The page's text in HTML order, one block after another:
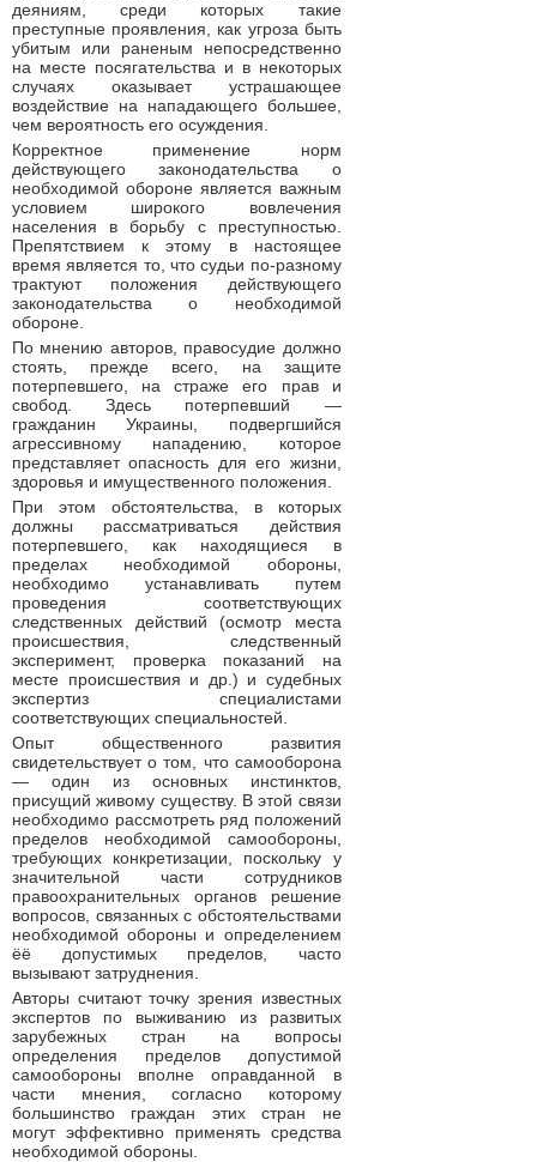
деяниям, среди которых такие
преступные проявления, как угроза быть
убитым или раненым непосредственно
на месте посягательства и в некоторых
случаях оказывает устрашающее
воздействие на нападающего большее,
чем вероятность его осуждения.
Корректное применение норм
действующего законодательства о
необходимой обороне является важным
условием широкого вовлечения
населения в борьбу с преступностью.
Препятствием к этому в настоящее
время является то, что судьи по-разному
трактуют положения действующего
законодательства о необходимой
обороне.
По мнению авторов, правосудие должно
стоять, прежде всего, на защите
потерпевшего, на страже его прав и
свобод. Здесь потерпевший —
гражданин Украины, подвергшийся
агрессивному нападению, которое
представляет опасность для его жизни,
здоровья и имущественного положения.
При этом обстоятельства, в которых
должны рассматриваться действия
потерпевшего, как находящиеся в
пределах необходимой обороны,
необходимо устанавливать путем
проведения соответствующих
следственных действий (осмотр места
происшествия, следственный
эксперимент, проверка показаний на
месте происшествия и др.) и судебных
экспертиз специалистами
соответствующих специальностей.
Опыт общественного развития
свидетельствует о том, что самооборона
— один из основных инстинктов,
присущий живому существу. В этой связи
необходимо рассмотреть ряд положений
пределов необходимой самообороны,
требующих конкретизации, поскольку у
значительной части сотрудников
правоохранительных органов решение
вопросов, связанных с обстоятельствами
необходимой обороны и определением
ёё допустимых пределов, часто
вызывают затруднения.
Авторы считают точку зрения известных
экспертов по выживанию из развитых
зарубежных стран на вопросы
определения пределов допустимой
самообороны вполне оправданной в
части мнения, согласно которому
большинство граждан этих стран не
могут эффективно применять средства
необходимой обороны.